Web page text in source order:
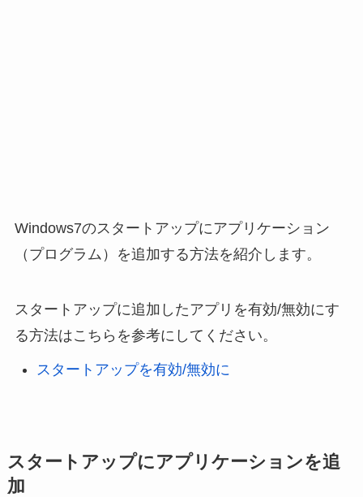
Windows7のスタートアップにアプリケーション
（プログラム）を追加する方法を紹介します。
スタートアップに追加したアプリを有効/無効にす
る方法はこちらを参考にしてください。
スタートアップを有効/無効に
スタートアップにアプリケーションを追
加